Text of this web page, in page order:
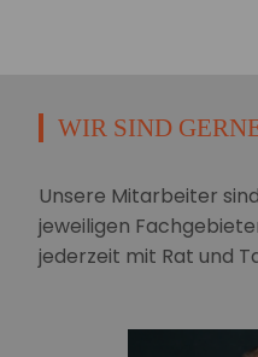
WIR SIND
Unsere Mitarbeiter
jeweiligen
jederzeit mit Rat und